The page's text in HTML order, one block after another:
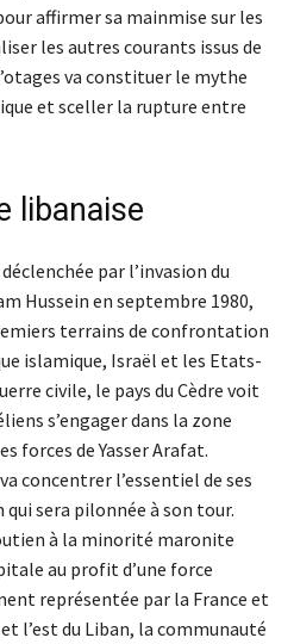
affirmer sa mainmise sur les
les autres courants issus de
va constituer le mythe
et sceller la rupture entre
libanaise
par l’invasion du
Hussein en septembre 1980,
terrains de confrontation
islamique, Israël et les Etats-
civile, le pays du Cèdre voit
s’engager dans la zone
forces de Yasser Arafat.
concentrer l’essentiel de ses
sera pilonnée à son tour.
à la minorité maronite
au profit d’une force
représentée par la France et
l’est du Liban, la communauté